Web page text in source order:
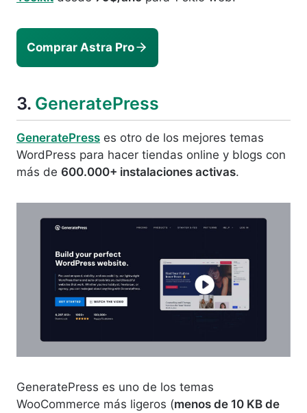
Comprar Astra Pro
3. GeneratePress
GeneratePress es otro de los mejores temas
WordPress para hacer tiendas online y blogs con
más de 600.000+ instalaciones activas.
GeneratePress es uno de los temas
WooCommerce más ligeros (menos de 10 KB de